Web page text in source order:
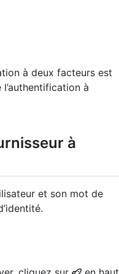
à deux facteurs est
à
à
et son mot de